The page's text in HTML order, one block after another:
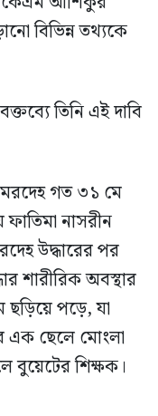
বিভিন্ন তথ্যকে
তিনি এই দাবি
গত ৩১ মে
নাসরীন
উদ্ধারের পর
শারীরিক অবস্থার
পড়ে, যা
এক ছেলে মোংলা
বুয়েটের শিক্ষক।